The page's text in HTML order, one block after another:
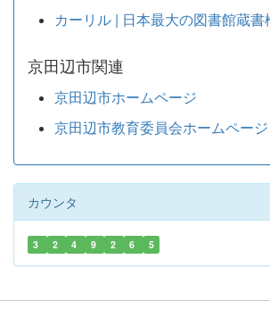
カーリル | 日本最大の図書館蔵書
京田辺市関連
京田辺市ホームページ
京田辺市教育委員会ホームページ
カウンタ
3 2 4 9 2 6 5